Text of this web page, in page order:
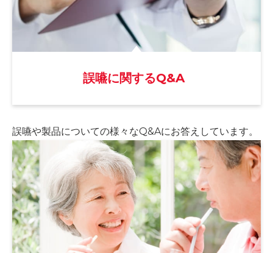
誤嚥に関するQ&A
誤嚥や製品についての様々なQ&Aにお答えしています。